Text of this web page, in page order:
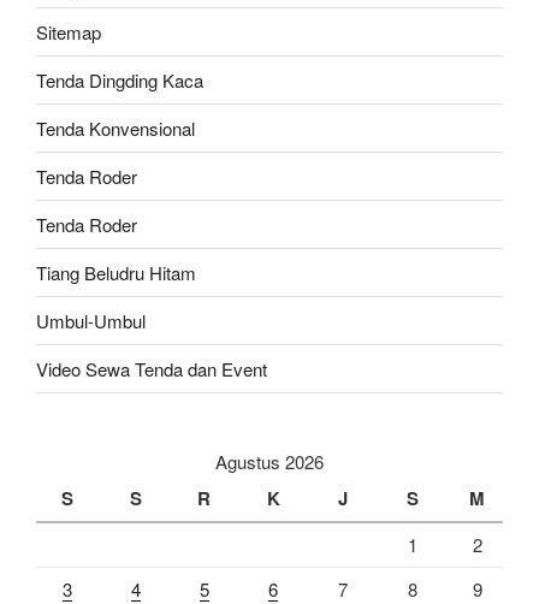
Sitemap
Tenda Dingding Kaca
Tenda Konvensional
Tenda Roder
Tenda Roder
Tiang Beludru Hitam
Umbul-Umbul
Video Sewa Tenda dan Event
Agustus 2026
S S R K J S M
1
2
3
4 5 6 7 8
9